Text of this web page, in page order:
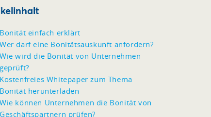
Bonität einfach erklärt
Wer darf eine Bonitätsauskunft anfordern?
Wie wird die Bonität von Unternehmen
geprüft?
Kostenfreies Whitepaper zum Thema
Bonität herunterladen
Wie können Unternehmen die Bonität von
Geschäftspartnern prüfen?